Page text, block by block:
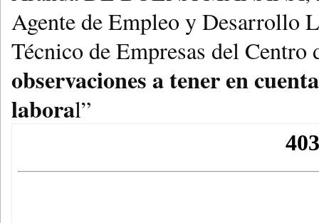
Agente de Empleo y Desarrollo
Técnico de Empresas del
observaciones a tener en
laboral”